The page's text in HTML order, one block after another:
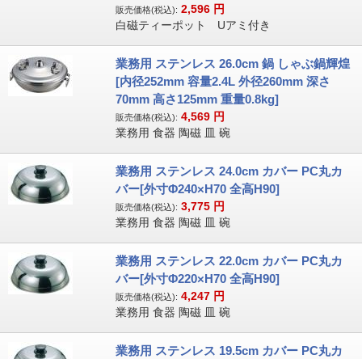
販売価格(税込): 2,596 円
白磁ティーポット Uアミ付き
業務用 ステンレス 26.0cm 鍋 しゃぶ鍋輝煌
[内径252mm 容量2.4L 外径260mm 深さ
70mm 高さ125mm 重量0.8kg]
販売価格(税込): 4,569 円
業務用 食器 陶磁 皿 碗
業務用 ステンレス 24.0cm カバー PC丸カ
バー[外寸Φ240×H70 全高H90]
販売価格(税込): 3,775 円
業務用 食器 陶磁 皿 碗
業務用 ステンレス 22.0cm カバー PC丸カ
バー[外寸Φ220×H70 全高H90]
販売価格(税込): 4,247 円
業務用 食器 陶磁 皿 碗
業務用 ステンレス 19.5cm カバー PC丸カ